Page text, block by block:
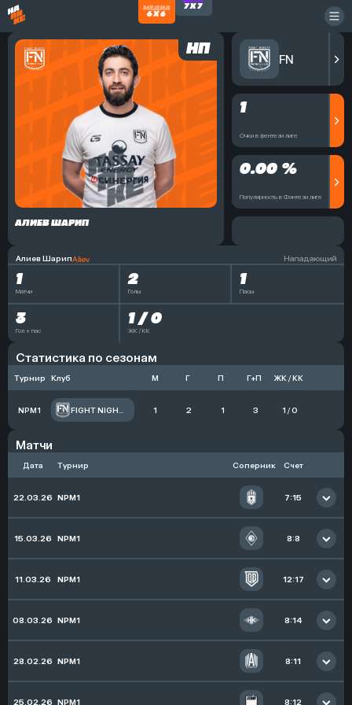
НП
АЛИЕВ ШАРИП
1
Очки в фентези лиге
0.00 %
Популярность в Фэнтези лиге
FN
Алиев ШарипAliev Нападающий
1
Матчи
2
Голы
1
Пасы
3
Гол + пас
1 / 0
ЖК / КК
Статистика по сезонам
Турнир Клуб М Г П Г+П ЖК / КК
NPM1 1 2 1 3 1 / 0
Матчи
Дата Турнир Соперник Счет
22.03.26 NPM1 7:15
Запас
15.03.26 NPM1 8:8
Запас
11.03.26 NPM1 12:17
Запас
08.03.26 NPM1 8:14
Запас
28.02.26 NPM1 8:11
1
25.02.26 NPM1 8:12